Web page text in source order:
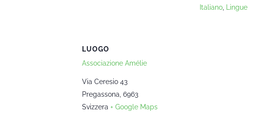
Italiano
Lingue
LUOGO
Associazione Amélie
Via Ceresio 43
Pregassona 6963
Svizzera + Google Maps